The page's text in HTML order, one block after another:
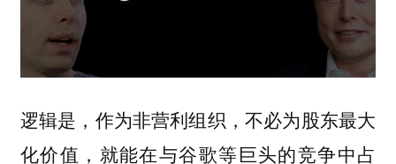
逻辑是，作为非营利组织，不必为股东最大
化价值，就能在与谷歌等巨头的竞争中占